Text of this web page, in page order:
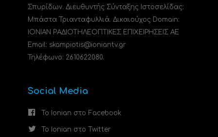
Σπυρίδων. Διευθυντής Σύνταξης Ιστοσελίδας:
Μπάστα Τριανταφυλλιά. Δικαιούχος Domain:
ΙΟΝΙΑΝ ΡΑΔΙΟΤΗΛΕΟΠΤΙΚΕΣ ΕΠΙΧΕΙΡΗΣΕΙΣ ΑΕ
Email: skampiotis@ioniantv.gr
Τηλέφωνο: 2610622080.
Social Media
Το Ionian στο Facebook
Το Ionian στο Twitter